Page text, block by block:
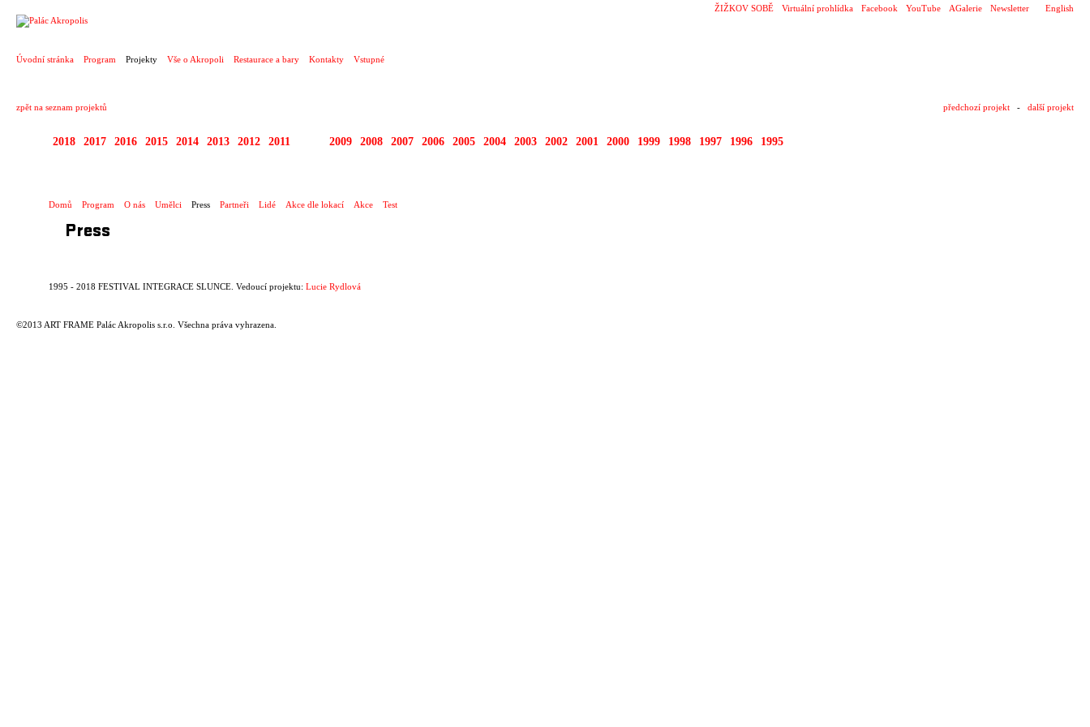
English
ŽIŽKOV SOBĚ Virtuální prohlídka Facebook YouTube AGalerie Newsletter
Úvodní stránka Program Projekty Vše o Akropoli Restaurace a bary Kontakty Vstupné
zpět na seznam projektů předchozí projekt - další projekt
2018 2017 2016 2015 2014 2013 2012 2011 2009 2008 2007 2006 2005 2004 2003 2002 2001 2000 1999 1998 1997 1996 1995
Domů Program O nás Umělci Press Partneři Lidé Akce dle lokací Akce Test
Press
1995 - 2018 FESTIVAL INTEGRACE SLUNCE. Vedoucí projektu: Lucie Rydlová
©2013 ART FRAME Palác Akropolis s.r.o. Všechna práva vyhrazena.